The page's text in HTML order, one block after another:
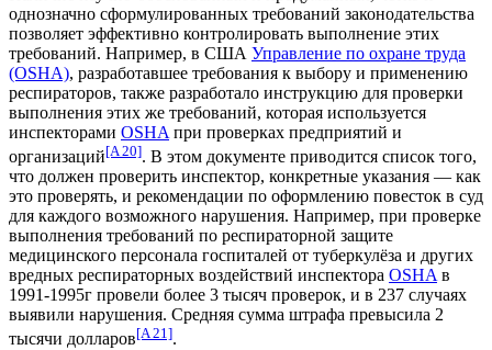
однозначно сформулированных требований законодательства
позволяет эффективно контролировать выполнение этих
требований. Например, в США Управление по охране труда
(OSHA), разработавшее требования к выбору и применению
респираторов, также разработало инструкцию для проверки
выполнения этих же требований, которая используется
инспекторами OSHA при проверках предприятий и
организаций[A 20]. В этом документе приводится список того,
что должен проверить инспектор, конкретные указания — как
это проверять, и рекомендации по оформлению повесток в суд
для каждого возможного нарушения. Например, при проверке
выполнения требований по респираторной защите
медицинского персонала госпиталей от туберкулёза и других
вредных респираторных воздействий инспектора OSHA в
1991-1995г провели более 3 тысяч проверок, и в 237 случаях
выявили нарушения. Средняя сумма штрафа превысила 2
тысячи долларов[A 21].